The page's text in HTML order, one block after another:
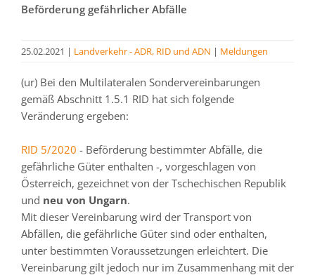
Beförderung gefährlicher Abfälle
25.02.2021 | Landverkehr - ADR, RID und ADN | Meldungen
(ur) Bei den Multilateralen Sondervereinbarungen
gemäß Abschnitt 1.5.1 RID hat sich folgende
Veränderung ergeben:
RID 5/2020 - Beförderung bestimmter Abfälle, die
gefährliche Güter enthalten -, vorgeschlagen von
Österreich, gezeichnet von der Tschechischen Republik
und neu von Ungarn.
Mit dieser Vereinbarung wird der Transport von
Abfällen, die gefährliche Güter sind oder enthalten,
unter bestimmten Voraussetzungen erleichtert. Die
Vereinbarung gilt jedoch nur im Zusammenhang mit der